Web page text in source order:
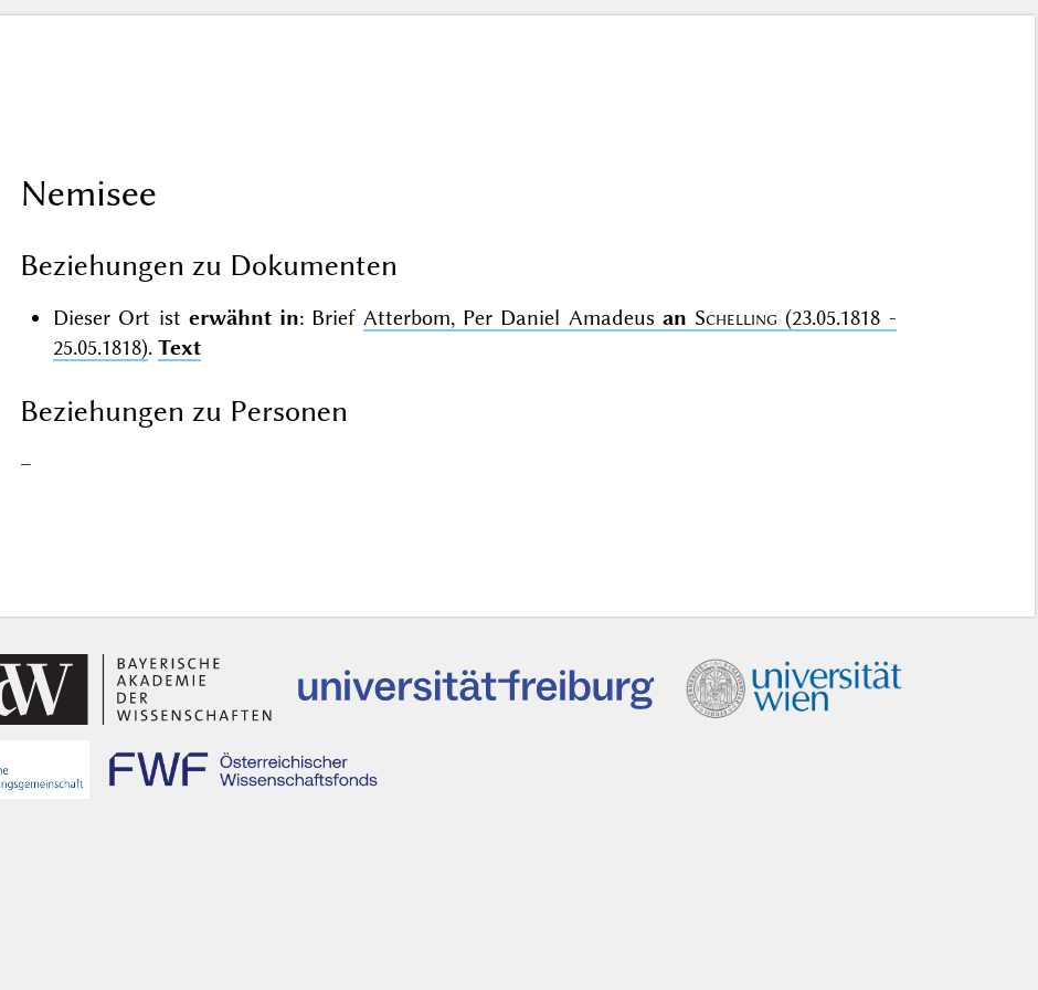
Nemisee
Beziehungen zu Dokumenten
Dieser Ort ist erwähnt in: Brief Atterbom, Per Daniel Amadeus an Schelling (23.05.1818 -
25.05.1818). Text
Beziehungen zu Personen
–